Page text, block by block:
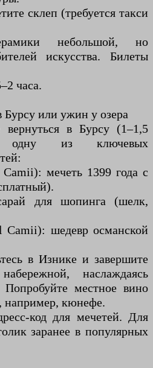
склеп (требуется такси
небольшой, но
искусства. Билеты
часа.
или ужин у озера
в Бурсу (1–1,5
одну из ключевых
мечеть 1399 года с
для шопинга (шелк,
Camii): шедевр османской
в Изнике и завершите
наслаждаясь
местное вино
например, кюнефе.
код для мечетей. Для
заранее в популярных